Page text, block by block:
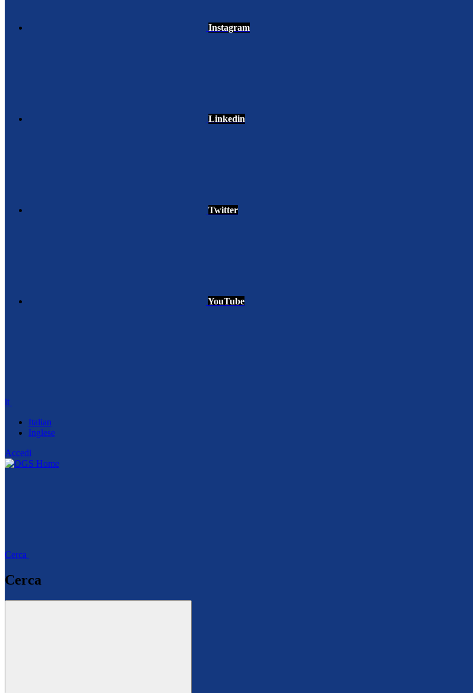
Instagram
Linkedin
Twitter
YouTube
it
Italian
Inglese
Accedi
Cerca
Cerca